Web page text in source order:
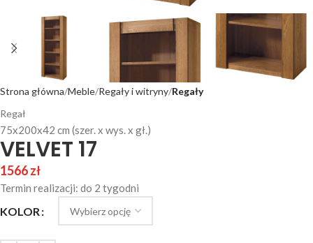
Strona główna Meble Regały i witryny Regały
VELVET 17
75x200x42 cm (szer. x wys. x gł.)
Regał
1566zł
Termin realizacji: do 2 tygodni
KOLOR